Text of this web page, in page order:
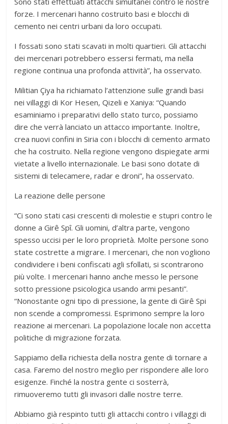
forze. I mercenari hanno costruito basi e blocchi di
cemento nei centri urbani da loro occupati.
I fossati sono stati scavati in molti quartieri. Gli attacchi
dei mercenari potrebbero essersi fermati, ma nella
regione continua una profonda attività”, ha osservato.
Militian Çiya ha richiamato l’attenzione sulle grandi basi
nei villaggi di Kor Hesen, Qizeli e Xaniya: “Quando
esaminiamo i preparativi dello stato turco, possiamo
dire che verrà lanciato un attacco importante. Inoltre,
crea nuovi confini in Siria con i blocchi di cemento armato
che ha costruito. Nella regione vengono dispiegate armi
vietate a livello internazionale. Le basi sono dotate di
sistemi di telecamere, radar e droni”, ha osservato.
La reazione delle persone
“Ci sono stati casi crescenti di molestie e stupri contro le
donne a Girê Spî. Gli uomini, d’altra parte, vengono
spesso uccisi per le loro proprietà. Molte persone sono
state costrette a migrare. I mercenari, che non vogliono
condividere i beni confiscati agli sfollati, si scontrarono
più volte. I mercenari hanno anche messo le persone
sotto pressione psicologica usando armi pesanti”.
“Nonostante ogni tipo di pressione, la gente di Girê Spi
non scende a compromessi. Esprimono sempre la loro
reazione ai mercenari. La popolazione locale non accetta
politiche di migrazione forzata.
Sappiamo della richiesta della nostra gente di tornare a
casa. Faremo del nostro meglio per rispondere alle loro
esigenze. Finché la nostra gente ci sosterrà,
rimuoveremo tutti gli invasori dalle nostre terre.
Abbiamo già respinto tutti gli attacchi contro i villaggi di